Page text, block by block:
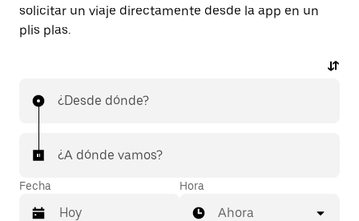
solicitar un viaje directamente desde la app en un
plis plas.
¿Desde dónde?
¿A dónde vamos?
Fecha Hora
Ahora